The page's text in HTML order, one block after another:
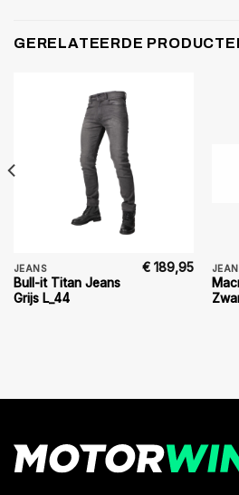
GERELATEERDE
JEANS
Bull-it Titan Jeans
Grijs L_44
€ 189,95